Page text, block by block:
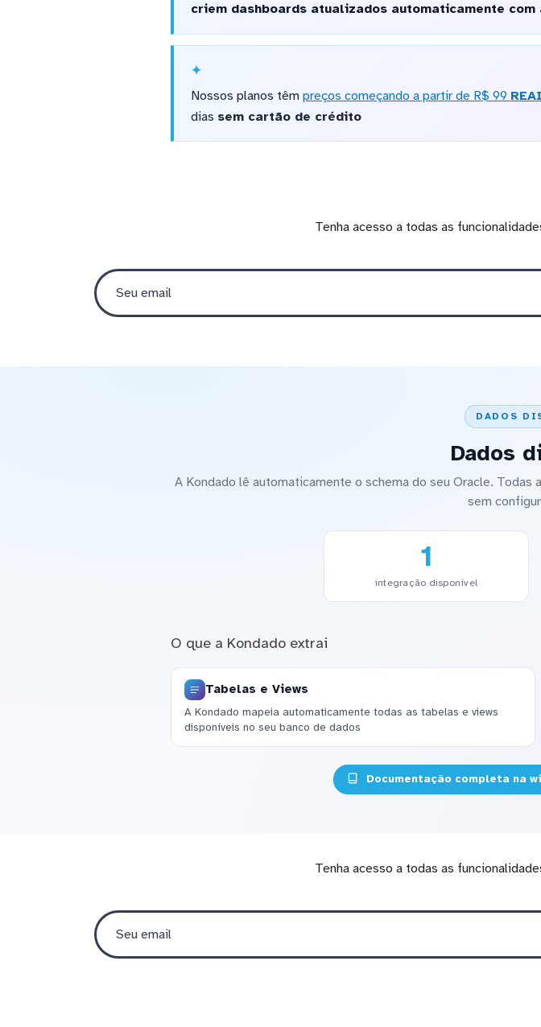
criem dashboards atualizados automaticamente
Nossos planos têm preços começando a partir de R$ 99
dias sem cartão de crédito
Tenha acesso a todas as
DADOS
Dados
A Kondado lê automaticamente o schema do seu Oracle.
sem
1
integração disponível
O que a Kondado extrai
Tabelas e Views
A Kondado mapeia automaticamente todas as tabelas e views
disponíveis no seu banco de dados
Documentação completa na
Tenha acesso a todas as